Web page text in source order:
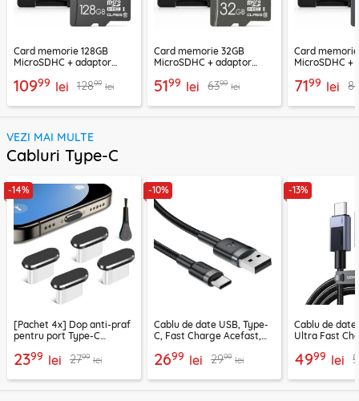
Card memorie 128GB
MicroSDHC + adaptor
10999 lei 12899 lei
Card memorie 32GB
MicroSDHC + adaptor
5199 lei 6399 lei
Card
MicroSDHC +
7199 lei
VEZI MAI MULTE
Cabluri Type-C
-14%
[Pachet 4x] Dop anti-praf
pentru port Type-C
2399 lei 2799 lei
-10%
Cablu de date USB, Type-
C, Fast Charge Acefast,
2699 lei 2999 lei
-13%
Cablu de date
Ultra Fast
4999 lei